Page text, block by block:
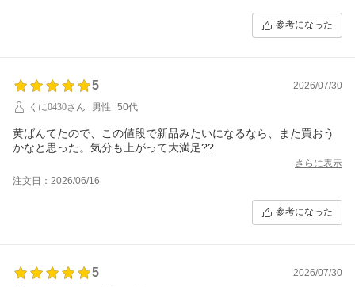
参考になった
5
2026/07/30
くに0430さん
男性 50代
黄ばんてたので、この値段で新品みたいになるなら、また買おう
かなと思った。気分も上がって大満足??
さらに表示
注文日：2026/06/16
参考になった
5
2026/07/30